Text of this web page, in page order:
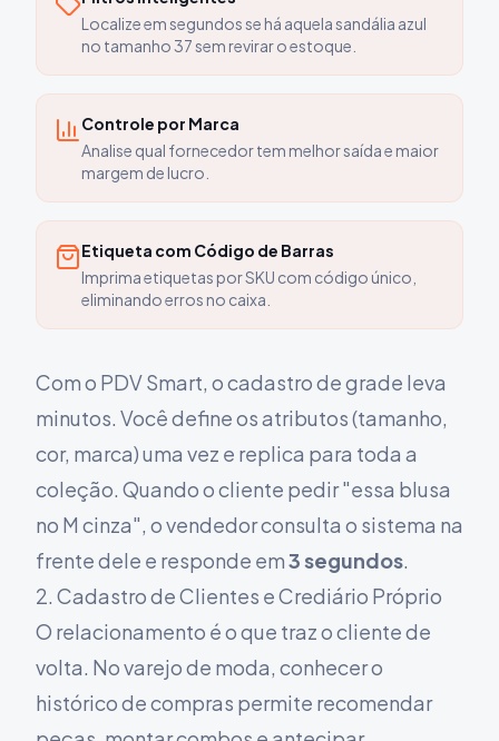
Localize em segundos se há aquela sandália azul
no tamanho 37 sem revirar o estoque.
Controle por Marca
Analise qual fornecedor tem melhor saída e maior
margem de lucro.
Etiqueta com Código de Barras
Imprima etiquetas por SKU com código único,
eliminando erros no caixa.
Com o PDV Smart, o cadastro de grade leva
minutos. Você define os atributos (tamanho,
cor, marca) uma vez e replica para toda a
coleção. Quando o cliente pedir "essa blusa
no M cinza", o vendedor consulta o sistema na
frente dele e responde em3 segundos.
2. Cadastro de Clientes e Crediário Próprio
O relacionamento é o que traz o cliente de
volta. No varejo de moda, conhecer o
histórico de compras permite recomendar